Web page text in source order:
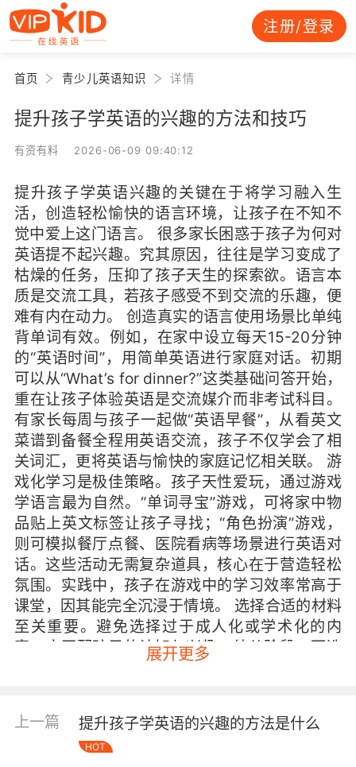
注册/登录
首页 青少儿英语知识 详情
提升孩子学英语的兴趣的方法和技巧
有资有料 2026-06-09 09:40:12
提升孩子学英语兴趣的关键在于将学习融入生
活，创造轻松愉快的语言环境，让孩子在不知不
觉中爱上这门语言。 很多家长困惑于孩子为何对
英语提不起兴趣。究其原因，往往是学习变成了
枯燥的任务，压抑了孩子天生的探索欲。语言本
质是交流工具，若孩子感受不到交流的乐趣，便
难有内在动力。 创造真实的语言使用场景比单纯
背单词有效。例如，在家中设立每天15-20分钟
的“英语时间”，用简单英语进行家庭对话。初期
可以从“What’s for dinner?”这类基础问答开始，
重在让孩子体验英语是交流媒介而非考试科目。
有家长每周与孩子一起做“英语早餐”，从看英文
菜谱到备餐全程用英语交流，孩子不仅学会了相
关词汇，更将英语与愉快的家庭记忆相关联。 游
戏化学习是极佳策略。孩子天性爱玩，通过游戏
学语言最为自然。“单词寻宝”游戏，可将家中物
品贴上英文标签让孩子寻找；“角色扮演”游戏，
则可模拟餐厅点餐、医院看病等场景进行英语对
话。这些活动无需复杂道具，核心在于营造轻松
氛围。实践中，孩子在游戏中的学习效率常高于
课堂，因其能完全沉浸于情境。 选择合适的材料
至关重要。避免选择过于成人化或学术化的内
容，应匹配孩子的认知与兴趣。幼儿阶段，可选
择韵律感强的英文儿歌，如《Twinkle Twinkle
唱。小学阶段，可引入英文绘本和动画片，如
《Peppa Pig》，其对话简单、场景贴近生活，
便于孩子理解。 善用多媒体资源能增强趣味性。
展开更多
上一篇 提升孩子学英语的兴趣的方法是什么
HOT